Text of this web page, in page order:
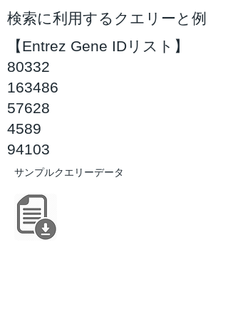
検索に利用するクエリーと例
【Entrez Gene IDリスト】
80332
163486
57628
4589
94103
サンプルクエリーデータ